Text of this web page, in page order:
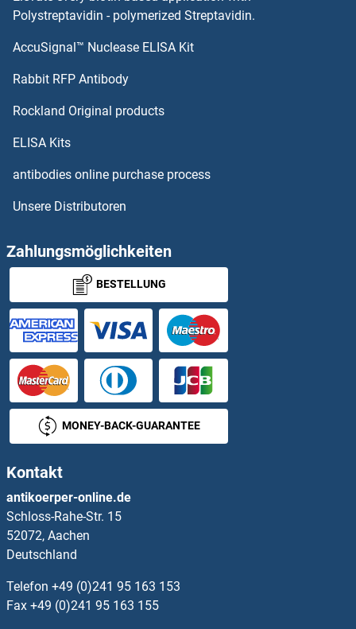
Leng1 Antikörper
LEMD3 Antikörper
LGALS12 Antikörper
LGALS13 Antikörper
LGALS7 Antikörper
LGALS8 Antikörper
LGALS9 Antikörper
LGALS9B Antikörper
LGALS9C Antikörper
LGI3 Antikörper
LGI4 Antikörper
LGMN Antikörper
LGR4 Antikörper
LGR5 Antikörper
Polystreptavidin - polymerized Streptavidin.
AccuSignal™ Nuclease ELISA Kit
Rabbit RFP Antibody
Rockland Original products
ELISA Kits
antibodies online purchase process
Unsere Distributoren
Zahlungsmöglichkeiten
BESTELLUNG
MONEY-BACK-GUARANTEE
Kontakt
antikoerper-online.de
Schloss-Rahe-Str. 15
52072, Aachen
Deutschland
Telefon +49 (0)241 95 163 153
Fax +49 (0)241 95 163 155